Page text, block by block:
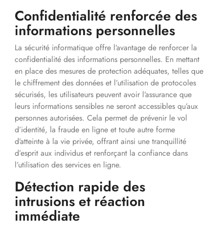
Confidentialité renforcée des
informations personnelles
La sécurité informatique offre l’avantage de renforcer la
confidentialité des informations personnelles. En mettant
en place des mesures de protection adéquates, telles que
le chiffrement des données et l’utilisation de protocoles
sécurisés, les utilisateurs peuvent avoir l’assurance que
leurs informations sensibles ne seront accessibles qu’aux
personnes autorisées. Cela permet de prévenir le vol
d’identité, la fraude en ligne et toute autre forme
d’atteinte à la vie privée, offrant ainsi une tranquillité
d’esprit aux individus et renforçant la confiance dans
l’utilisation des services en ligne.
Détection rapide des
intrusions et réaction
immédiate